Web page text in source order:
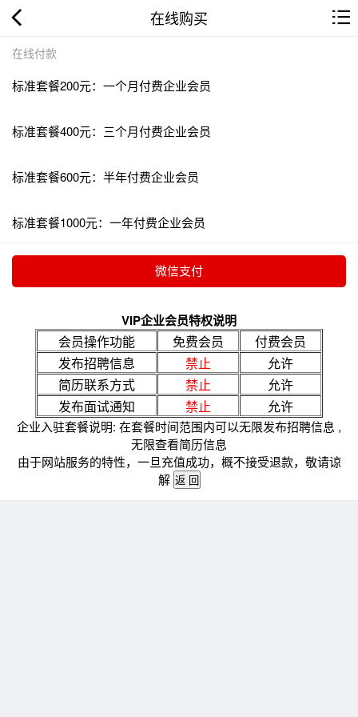
在线购买
在线付款
标准套餐200元：一个月付费企业会员
标准套餐400元：三个月付费企业会员
标准套餐600元：半年付费企业会员
标准套餐1000元：一年付费企业会员
VIP企业会员特权说明
会员操作功能 免费会员
付费会员
发布招聘信息
禁止
允许
简历联系方式
禁止
允许
发布面试通知
禁止 允许
企业入驻套餐说明: 在套餐时间范围内可以无限发布招聘信息 ,
无限查看简历信息
由于网站服务的特性，一旦充值成功，概不接受退款，敬请谅
解